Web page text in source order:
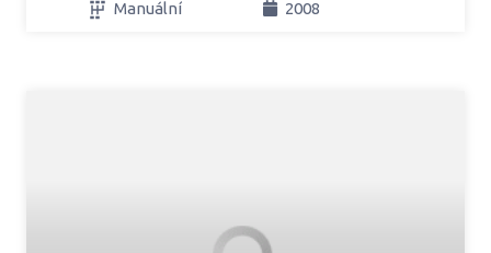
Manuální
2008